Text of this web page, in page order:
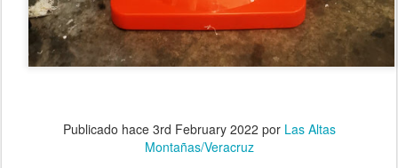
Publicado hace 3rd February 2022 por Las Altas
Montañas/Veracruz